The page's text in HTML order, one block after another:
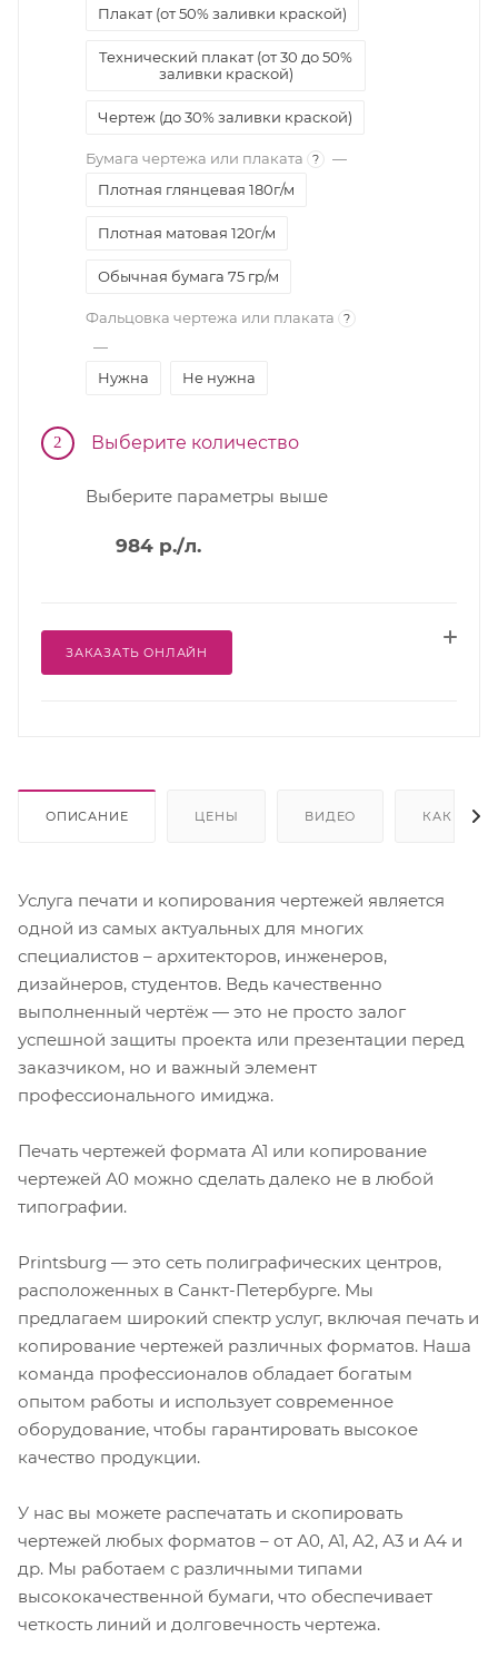
Плакат (от 50% заливки краской)
Технический плакат (от 30 до 50%
заливки краской)
Чертеж (до 30% заливки краской)
Бумага чертежа или плаката ?
—
Плотная глянцевая 180г/м
Плотная матовая 120г/м
Обычная бумага 75 гр/м
Фальцовка чертежа или плаката ?
—
Нужна
Не нужна
2 Выберите количество
Выберите параметры выше
984 р./л.
ЗАКАЗАТЬ ОНЛАЙН
ОПИСАНИЕ ЦЕНЫ ВИДЕО КАК
Услуга печати и копирования чертежей является
одной из самых актуальных для многих
специалистов – архитекторов, инженеров,
дизайнеров, студентов. Ведь качественно
выполненный чертёж — это не просто залог
успешной защиты проекта или презентации перед
заказчиком, но и важный элемент
профессионального имиджа.
Печать чертежей формата А1 или копирование
чертежей А0 можно сделать далеко не в любой
типографии.
Printsburg — это сеть полиграфических центров,
расположенных в Санкт-Петербурге. Мы
предлагаем широкий спектр услуг, включая печать и
копирование чертежей различных форматов. Наша
команда профессионалов обладает богатым
опытом работы и использует современное
оборудование, чтобы гарантировать высокое
качество продукции.
У нас вы можете распечатать и скопировать
чертежей любых форматов – от А0, А1, А2, А3 и А4 и
др. Мы работаем с различными типами
высококачественной бумаги, что обеспечивает
четкость линий и долговечность чертежа.